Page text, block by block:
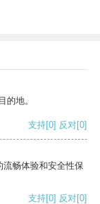
的地。
支持[0] 反对[0]
畅体验和安全性保
支持[0] 反对[0]